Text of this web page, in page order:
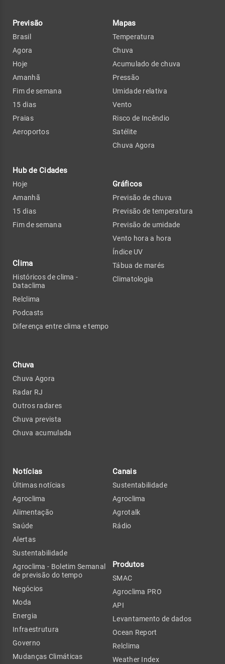
Previsão
Brasil
Agora
Hoje
Amanhã
Fim de semana
15 dias
Praias
Aeroportos
Hub de Cidades
Hoje
Amanhã
15 dias
Fim de semana
Clima
Históricos de clima -
Dataclima
Relclima
Podcasts
Diferença entre clima e tempo
Chuva
Chuva Agora
Radar RJ
Outros radares
Chuva prevista
Chuva acumulada
Mapas
Temperatura
Chuva
Acumulado de chuva
Pressão
Umidade relativa
Vento
Risco de Incêndio
Satélite
Chuva Agora
Gráficos
Previsão de chuva
Previsão de temperatura
Previsão de umidade
Vento hora a hora
Índice UV
Tábua de marés
Climatologia
Notícias
Últimas notícias
Agroclima
Alimentação
Saúde
Alertas
Sustentabilidade
Agroclima - Boletim Semanal
de previsão do tempo
Negócios
Moda
Energia
Infraestrutura
Governo
Mudanças Climáticas
Canais
Sustentabilidade
Agroclima
Agrotalk
Rádio
Produtos
SMAC
Agroclima PRO
API
Levantamento de dados
Ocean Report
Relclima
Weather Index